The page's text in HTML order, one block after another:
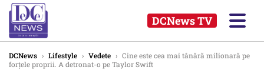
DCNews TV
DCNews › Lifestyle › Vedete › Cine este cea mai tânără milionară pe
forțele proprii. A detronat-o pe Taylor Swift